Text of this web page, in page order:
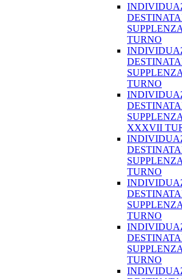
TURNO
TURNO
XXXVII
TURNO
TURNO
TURNO